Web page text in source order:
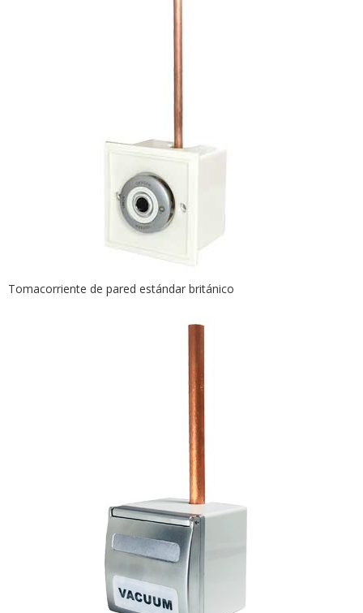
Tomacorriente de pared estándar británico